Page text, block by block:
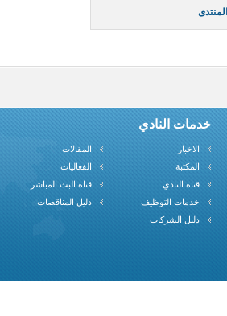
خدمات النادي
الاخبار
المقالات
المكتبة
الفعاليات
قناة النادي
قناة البث المباشر
خدمات التوظيف
دليل المناقصات
دليل الشركات